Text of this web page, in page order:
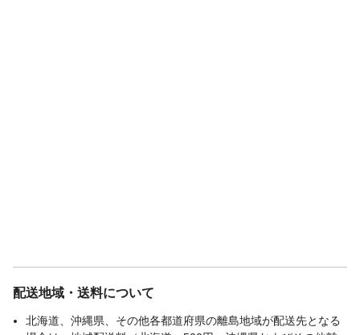
配送地域・送料について
北海道、沖縄県、その他各都道府県の離島地域が配送先となる